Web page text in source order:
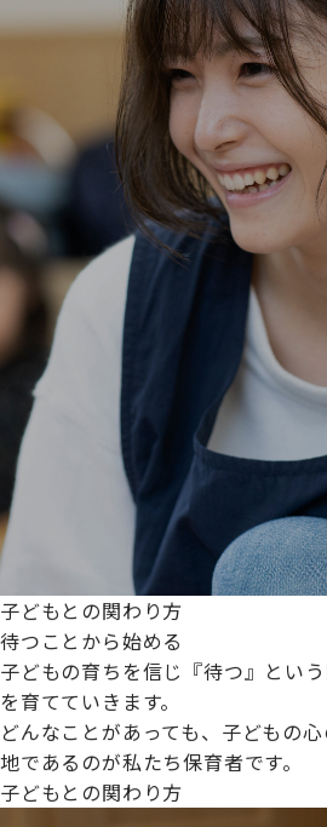
子どもとの関わり方
待つことから始める
子どもの育ちを信じ『待つ』とい
を育てていきます。
どんなことがあっても、子どもの
地であるのが私たち保育者です。
子どもとの関わり方